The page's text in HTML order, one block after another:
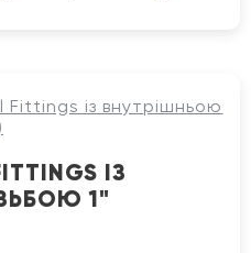
із внутрішньою
ІЗ
1"